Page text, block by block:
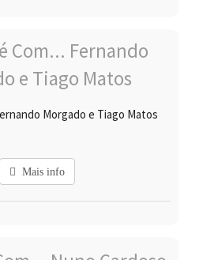
Morgado e Tiago Matos
Mais info